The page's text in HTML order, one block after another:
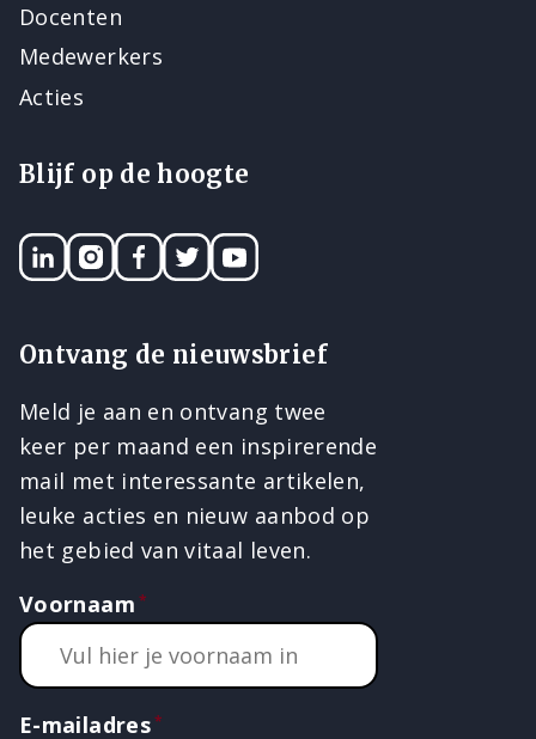
Docenten
Medewerkers
Acties
Blijf op de hoogte
LinkedINInstagram
Facebook
TwitterYouTube
Ontvang de nieuwsbrief
Meld je aan en ontvang twee
keer per maand een inspirerende
mail met interessante artikelen,
leuke acties en nieuw aanbod op
het gebied van vitaal leven.
Voornaam
E-mailadres